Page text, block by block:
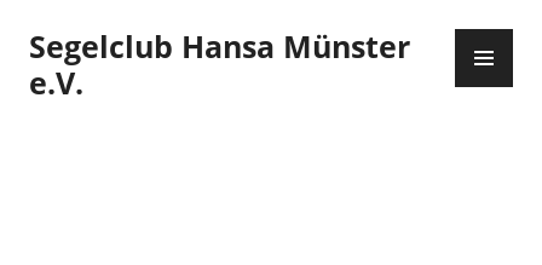
Inhalt
springen
Segelclub Hansa Münster
e.V.